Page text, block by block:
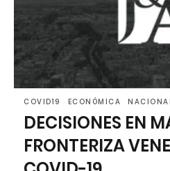
COVID19 ECONÓMICA
DECISIONES EN
FRONTERIZA